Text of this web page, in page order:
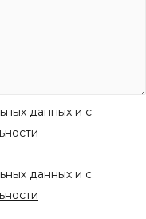
данных и с
данных и с